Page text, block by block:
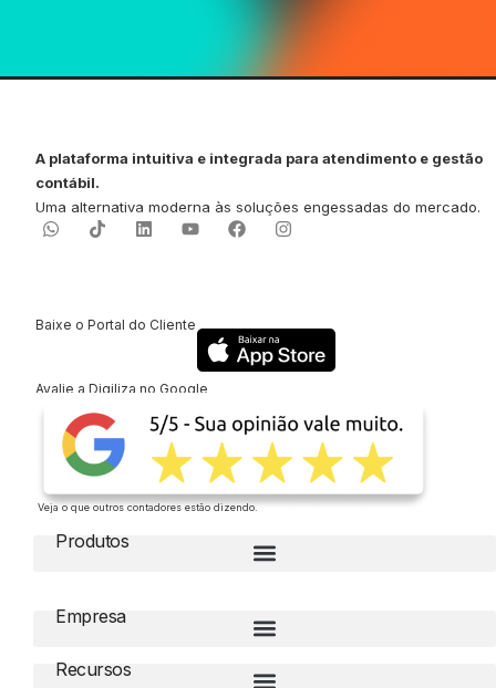
A plataforma intuitiva e integrada para atendimento e gestão
contábil.
Uma alternativa moderna às soluções engessadas do mercado.
Baixe o Portal do Cliente
Avalie a Digiliza no Google
Veja o que outros contadores estão dizendo.
Produtos
Empresa
Recursos